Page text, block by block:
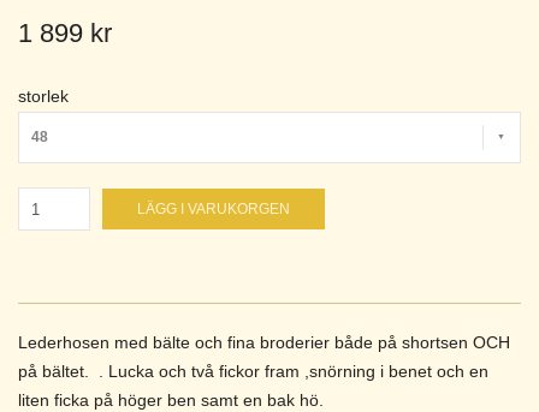
1 899 kr
storlek
48
LÄGG I VARUKORGEN
Lederhosen med bälte och fina broderier både på shortsen OCH
på bältet. . Lucka och två fickor fram ,snörning i benet och en
liten ficka på höger ben samt en bak hö.